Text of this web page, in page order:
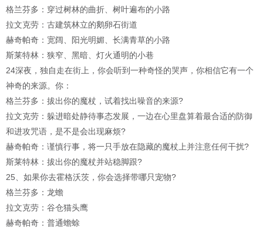
格兰芬多：穿过树林的曲折、树叶遍布的小路
拉文克劳：古建筑林立的鹅卵石街道
赫奇帕奇：宽阔、阳光明媚、长满青草的小路
斯莱特林：狭窄、黑暗、灯火通明的小巷
24深夜，独自走在街上，你会听到一种奇怪的哭声，你相信它有一个
神奇的来源。你：
格兰芬多：拔出你的魔杖，试着找出噪音的来源?
拉文克劳：躲进暗处静待事态发展，一边在心里盘算着最合适的防御
和进攻咒语，是不是会出现麻烦?
赫奇帕奇：谨慎行事，将一只手放在隐藏的魔杖上并注意任何干扰?
斯莱特林：拔出你的魔杖并站稳脚跟?
25、如果你去霍格沃茨，你会选择带哪只宠物?
格兰芬多：龙蟾
拉文克劳：谷仓猫头鹰
赫奇帕奇：普通蟾蜍